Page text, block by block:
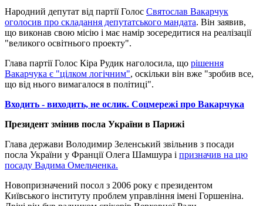
Народний депутат від партії Голос Святослав Вакарчук
оголосив про складання депутатського мандата. Він заявив,
що виконав свою місію і має намір зосередитися на реалізації
"великого освітнього проекту".
Глава партії Голос Кіра Рудик наголосила, що рішення
Вакарчука є "цілком логічним", оскільки він вже "зробив все,
що від нього вимагалося в політиці".
Входить - виходить, не ослик. Соцмережі про Вакарчука
Президент змінив посла України в Парижі
Глава держави Володимир Зеленський звільнив з посади
посла України у Франції Олега Шамшура і призначив на цю
посаду Вадима Омельченка.
Новопризначений посол з 2006 року є президентом
Київського інституту проблем управління імені Горшеніна.